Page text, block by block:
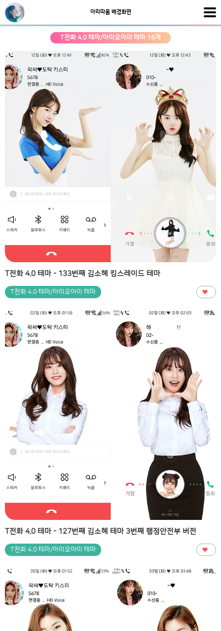
아리따움 배경화면
T전화 4.0 테마/아이오아이 테마 16개
T전화 4.0 테마 - 133번째 김소혜 킹스레이드 테마
T전화 4.0 테마/아이오아이 테마
T전화 4.0 테마 - 127번째 김소혜 테마 3번째 행정안전부 버전
T전화 4.0 테마/아이오아이 테마